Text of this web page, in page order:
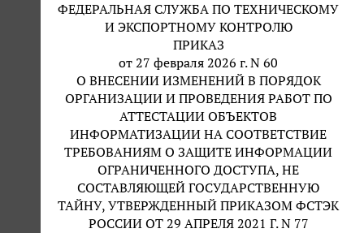
ФЕДЕРАЛЬНАЯ СЛУЖБА ПО ТЕХНИЧЕСКОМУ
И ЭКСПОРТНОМУ КОНТРОЛЮ
ПРИКАЗ
от 27 февраля 2026 г. N 60
О ВНЕСЕНИИ ИЗМЕНЕНИЙ В ПОРЯДОК
ОРГАНИЗАЦИИ И ПРОВЕДЕНИЯ РАБОТ ПО
АТТЕСТАЦИИ ОБЪЕКТОВ
ИНФОРМАТИЗАЦИИ НА СООТВЕТСТВИЕ
ТРЕБОВАНИЯМ О ЗАЩИТЕ ИНФОРМАЦИИ
ОГРАНИЧЕННОГО ДОСТУПА, НЕ
СОСТАВЛЯЮЩЕЙ ГОСУДАРСТВЕННУЮ
ТАЙНУ, УТВЕРЖДЕННЫЙ ПРИКАЗОМ ФСТЭК
РОССИИ ОТ 29 АПРЕЛЯ 2021 Г. N 77